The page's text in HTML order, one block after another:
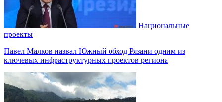
Национальные
проекты
Павел Малков назвал Южный обход Рязани одним из
ключевых инфраструктурных проектов региона